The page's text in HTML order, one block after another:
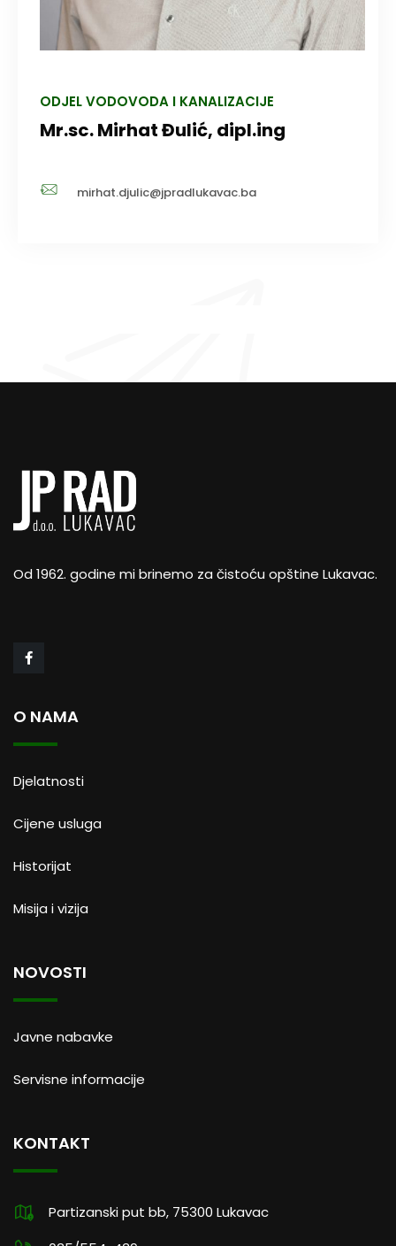
ODJEL VODOVODA I KANALIZACIJE
Mr.sc. Mirhat Đulić, dipl.ing
mirhat.djulic@jpradlukavac.ba
Od 1962. godine mi brinemo za čistoću opštine Lukavac.
O NAMA
Djelatnosti
Cijene usluga
Historijat
Misija i vizija
NOVOSTI
Javne nabavke
Servisne informacije
KONTAKT
Partizanski put bb, 75300 Lukavac